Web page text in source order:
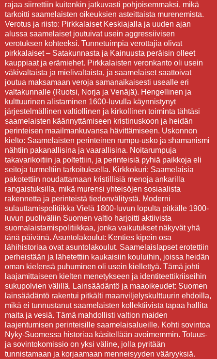
rajaa siirrettiin kuitenkin jatkuvasti pohjoisemmaksi, mikä
tarkoitti saamelaisten oikeuksien asteittaista murenemista.
Verotus ja riisto: Pirkkalaiset Keskiajalla ja uuden ajan
alussa saamelaiset joutuivat usein aggressiivisen
verotuksen kohteeksi. Tunnetuimpia verottajia olivat
pirkkalaiset – Satakunnasta ja Kainuusta peräisin olleet
kauppiaat ja erämiehet. Pirkkalaisten veronkanto oli usein
väkivaltaista ja mielivaltaista, ja saamelaiset saattoivat
joutua maksamaan veroja samanaikaisesti usealle eri
valtakunnalle (Ruotsi, Norja ja Venäjä). Hengellinen ja
kulttuurinen alistaminen 1600-luvulla käynnistynyt
järjestelmällinen valtiollinen ja kirkollinen toiminta tähtäsi
saamelaisten käännyttämiseen kristinuskoon ja heidän
perinteisen maailmankuvansa hävittämiseen. Uskonnon
kielto: Saamelaisten perinteinen rumpu-usko ja shamanismi
nähtiin pakanallisina ja vaarallisina. Noitarumpuja
takavarikoitiin ja poltettiin, ja perinteisiä pyhiä paikkoja eli
seitoja turmeltiin tarkoituksella. Kirkkokuri: Saamelaisia
pakotettiin noudattamaan kristillisiä menoja ankarilla
rangaistuksilla, mikä murensi yhteisöjen sosiaalista
rakennetta ja perinteistä tiedonvälitystä. Moderni
sulauttamispolitiikka Vielä 1800-luvun lopulta pitkälle 1900-
luvun puoliväliin Suomen valtio harjoitti aktiivista
suomalaistamispolitiikkaa, jonka vaikutukset näkyvät yhä
tänä päivänä. Asuntolakoulut: Kenties kipein osa
lähihistoriaa ovat asuntolakoulut. Saamelaislapset erotettiin
perheistään ja lähetettiin kaukaisiin kouluihin, joissa heidän
oman kielensä puhuminen oli usein kiellettyä. Tämä johti
laajamittaiseen kielten menetykseen ja identiteettikriiseihin
sukupolvien välillä. Lainsäädäntö ja maaoikeudet: Suomen
lainsäädäntö rakentui pitkälti maanviljelyskulttuurin ehdoilla,
mikä ei tunnustanut saamelaisten kollektiivista tapaa hallita
maita ja vesiä. Tämä mahdollisti valtion maiden
laajentumisen perinteisille saamelaisalueille. Kohti sovintoa
Nyky-Suomessa historiaa käsitellään avoimemmin. Totuus-
ja sovintokomissio on yksi väline, jolla pyritään
tunnistamaan ja korjaamaan menneisyyden vääryyksiä.